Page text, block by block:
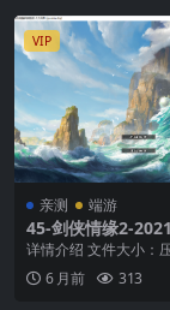
VIP
亲测 端游
45-剑侠情缘2-
+虚拟单机搭建+服
详情介绍 文件大小：
支持系统：win7、
硬...6 月前 313